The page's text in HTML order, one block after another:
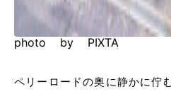
photo by PIXTA
ペリーロードの奥に静かに佇